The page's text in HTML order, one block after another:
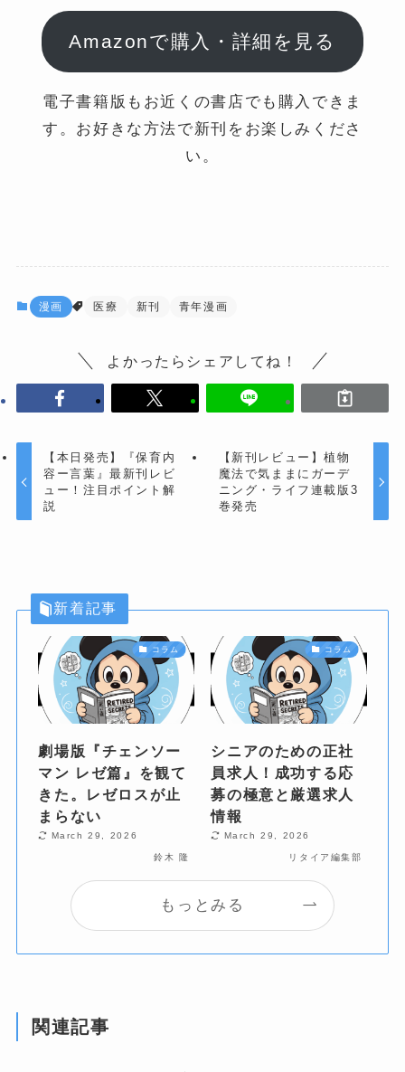
Amazonで購入・詳細を見る
電子書籍版もお近くの書店でも購入できま
す。お好きな方法で新刊をお楽しみくださ
い。
漫画 医療 新刊 青年漫画
よかったらシェアしてね！
【本日発売】『保育内
容ー言葉』最新刊レビ
ュー！注目ポイント解
説
【新刊レビュー】植物
魔法で気ままにガーデ
ニング・ライフ連載版3
巻発売
新着記事
コラム
劇場版『チェンソー
マン レゼ篇』を観て
きた。レゼロスが止
まらない
March 29, 2026
鈴木 隆
コラム
シニアのための正社
員求人！成功する応
募の極意と厳選求人
情報
March 29, 2026
リタイア編集部
もっとみる
関連記事